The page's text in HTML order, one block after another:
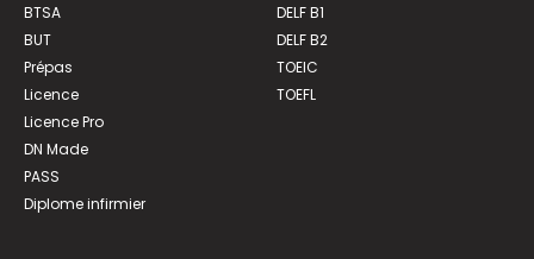
BTSA
BUT
Prépas
Licence
Licence Pro
DN Made
PASS
Diplome infirmier
DELF B1
DELF B2
TOEIC
TOEFL